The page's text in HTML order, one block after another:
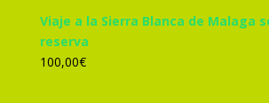
Viaje a la Sierra Blanca de Malaga
reserva
100,00€